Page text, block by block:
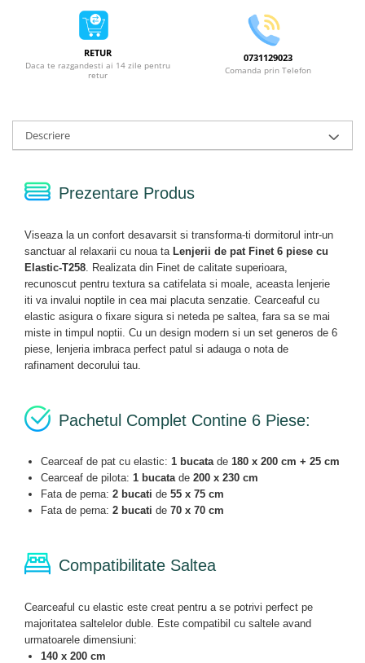
RETUR
Daca te razgandesti ai 14 zile pentru
retur
0731129023
Comanda prin Telefon
Descriere
Prezentare Produs
Viseaza la un confort desavarsit si transforma-ti dormitorul intr-un
sanctuar al relaxarii cu noua ta Lenjerii de pat Finet 6 piese cu
Elastic-T258 . Realizata din Finet de calitate superioara,
recunoscut pentru textura sa catifelata si moale, aceasta lenjerie
iti va invalui noptile in cea mai placuta senzatie. Cearceaful cu
elastic asigura o fixare sigura si neteda pe saltea, fara sa se mai
miste in timpul noptii. Cu un design modern si un set generos de 6
piese, lenjeria imbraca perfect patul si adauga o nota de
rafinament decorului tau.
Pachetul Complet Contine 6 Piese:
Cearceaf de pat cu elastic: 1 bucatade 180 x 200 cm + 25 cm
Cearceaf de pilota: 1 bucatade 200 x 230 cm
Fata de perna: 2 bucati de 55 x 75 cm
Fata de perna: 2 bucati de 70 x 70 cm
Compatibilitate Saltea
Cearceaful cu elastic este creat pentru a se potrivi perfect pe
majoritatea saltelelor duble. Este compatibil cu saltele avand
urmatoarele dimensiuni:
140 x 200 cm